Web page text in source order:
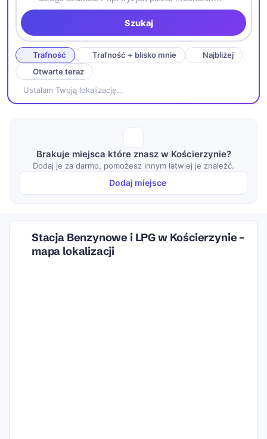
Szukaj
Trafność Trafność + blisko mnie
Najbliżej
Otwarte teraz
Ustalam Twoją lokalizację…
Brakuje miejsca które znasz w Kościerzynie?
Dodaj je za darmo, pomożesz innym łatwiej je znaleźć.
Dodaj miejsce
Stacja Benzynowe i LPG w Kościerzynie –
mapa lokalizacji